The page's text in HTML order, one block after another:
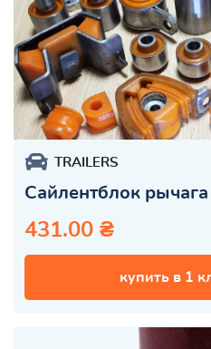
TRAILERS
Сайлентблок
431.00 ₴
купить в 1